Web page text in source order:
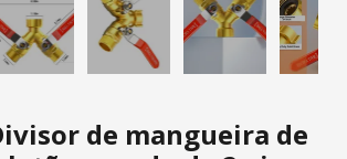
de mangueira de